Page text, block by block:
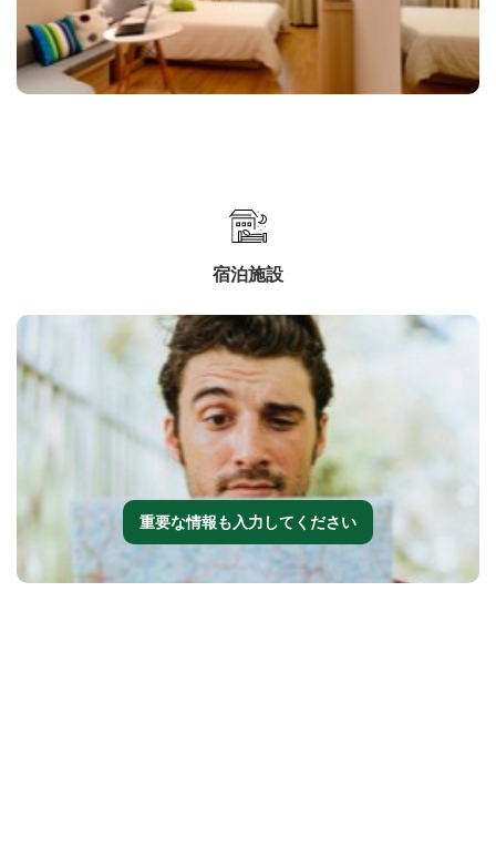
宿泊施設
重要な情報も入力してください